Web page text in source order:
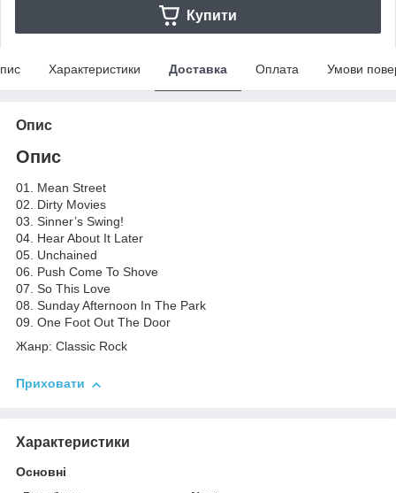
Купити
Характеристики Доставка Оплата Умови
Опис
Опис
01. Mean Street
02. Dirty Movies
03. Sinner’s Swing!
04. Hear About It Later
05. Unchained
06. Push Come To Shove
07. So This Love
08. Sunday Afternoon In The Park
09. One Foot Out The Door
Жанр: Classic Rock
Приховати
Характеристики
Основні